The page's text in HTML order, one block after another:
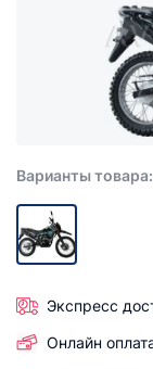
Варианты товара:
Экспресс
Онлайн